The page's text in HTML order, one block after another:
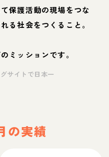
保護活動の現場をつな
る社会をつくること。
ミッションです。
サイトで日本一
の実績